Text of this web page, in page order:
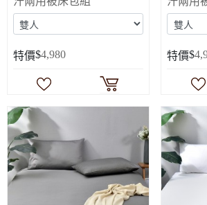
特價$4,980 特價$